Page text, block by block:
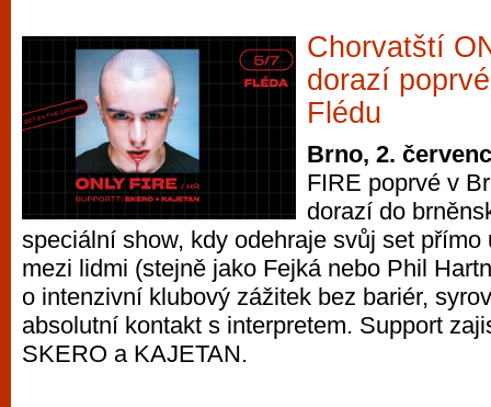
Chorvatští
dorazí
Flédu
Brno, 2.
FIRE poprvé v
dorazí do
speciální show, kdy odehraje svůj set přímo
mezi lidmi (stejně jako Fejká nebo Phil
o intenzivní klubový zážitek bez bariér,
absolutní kontakt s interpretem. Support
SKERO a KAJETAN.